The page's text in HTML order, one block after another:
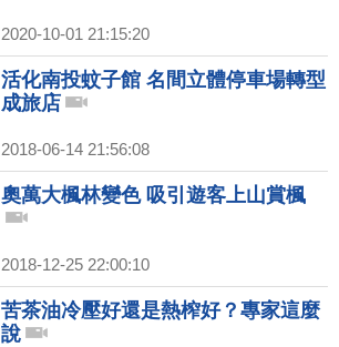
2020-10-01 21:15:20
活化南投蚊子館 名間立體停車場轉型
成旅店
2018-06-14 21:56:08
奧萬大楓林變色 吸引遊客上山賞楓
2018-12-25 22:00:10
苦茶油冷壓好還是熱榨好？專家這麼
說